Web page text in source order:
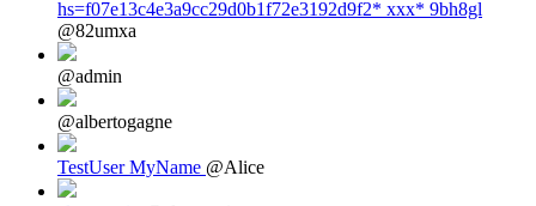
hs=f07e13c4e3a9cc29d0b1f72e3192d9f2* ххх* 9bh8gl
@82umxa
@admin
@albertogagne
TestUser MyName @Alice